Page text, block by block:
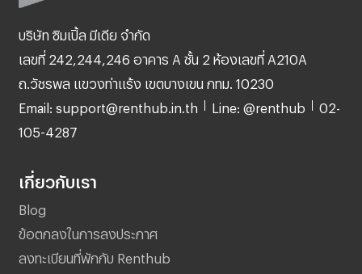
บริษัท ซิมเปิ้ล มีเดีย จำกัด
เลขที่ 242,244,246 อาคาร A ชั้น 2 ห้องเลขที่ A210A
ถ.วัชรพล แขวงท่าแร้ง เขตบางเขน กทม. 10230
Email: support@renthub.in.th Line: @renthub 02-
105-4287
เกี่ยวกับเรา
Blog
ข้อตกลงในการลงประกาศ
ลงทะเบียนที่พักกับ Renthub